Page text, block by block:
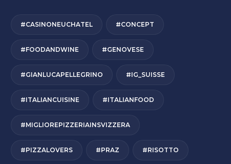
#CASINONEUCHATEL #CONCEPT
#FOODANDWINE #GENOVESE
#GIANLUCAPELLEGRINO #IG_SUISSE
#ITALIANCUISINE #ITALIANFOOD
#MIGLIOREPIZZERIAINSVIZZERA
#PIZZALOVERS #PRAZ #RISOTTO